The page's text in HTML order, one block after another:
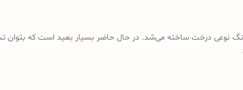
نوعی درخت ساخته می‌شد. در حال حاضر بسیار بعید است که بتوان